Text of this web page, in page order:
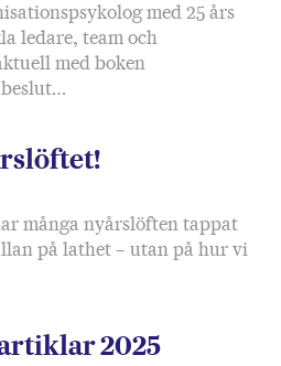
med 25 års
ledare, team och
med boken
många nyårslöften tappat
på lathet – utan på hur vi
2025